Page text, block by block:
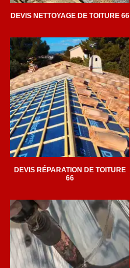
DEVIS NETTOYAGE DE TOITURE 66
DEVIS RÉPARATION DE TOITURE
66